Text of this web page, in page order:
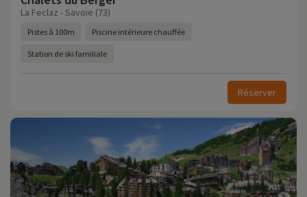
La Feclaz - Savoie (73)
Pistes à 100m Piscine intérieure chauffée
Station de ski familiale
Réserver